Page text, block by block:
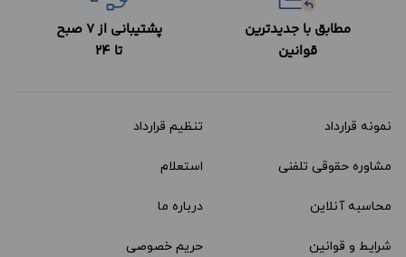
مطابق با جدیدترین
قوانین
پشتیبانی از 7 صبح
تا 24
نمونه قرارداد‌ تنظیم قرارداد
مشاوره حقوقی تلفنی استعلام
محاسبه آنلاین درباره ما
شرایط و قوانین حریم خصوصی